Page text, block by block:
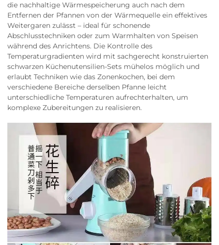
die nachhaltige Wärmespeicherung auch nach dem
Entfernen der Pfannen von der Wärmequelle ein effektives
Weitergaren zulässt – ideal für schonende
Abschlusstechniken oder zum Warmhalten von Speisen
während des Anrichtens. Die Kontrolle des
Temperaturgradienten wird mit sachgerecht konstruierten
schwarzen Küchenutensilien-Sets mühelos möglich und
erlaubt Techniken wie das Zonenkochen, bei dem
verschiedene Bereiche derselben Pfanne leicht
unterschiedliche Temperaturen aufrechterhalten, um
komplexe Zubereitungen zu realisieren.